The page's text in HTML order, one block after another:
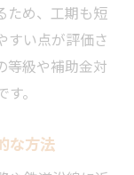
ため、工期も短
すい点が評価さ
等級や補助金対
。
な方法